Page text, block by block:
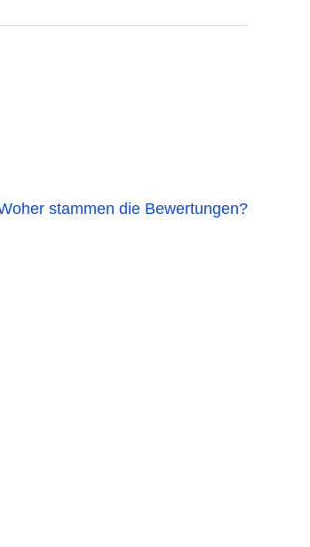
stammen die Bewertungen?